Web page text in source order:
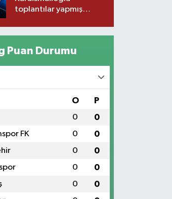
toplantılar yapmış…
Puan Durumu
O P
0 0
FK 0 0
0 0
0 0
0 0